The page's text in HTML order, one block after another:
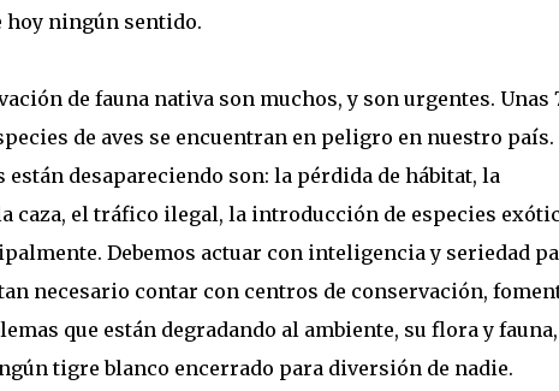
ningún sentido.
de fauna nativa son muchos, y son urgentes. Unas
de aves se encuentran en peligro en nuestro país.
desapareciendo son: la pérdida de hábitat, la
caza, el tráfico ilegal, la introducción de especies
Debemos actuar con inteligencia y seriedad
necesario contar con centros de conservación,
que están degradando al ambiente, su flora y
tigre blanco encerrado para diversión de nadie.